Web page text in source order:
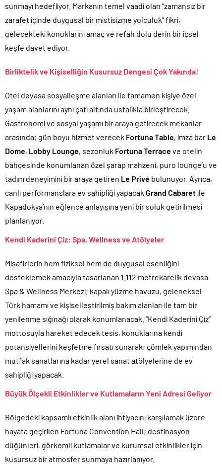
sunmayı hedefliyor. Markanın temel vaadi olan “zamansız bir
zarafet içinde duygusal bir mistisizme yolculuk” fikri,
gelecekteki konuklarını amaç ve refah dolu derin bir içsel
keşfe davet ediyor.
Birliktelik ve Kişiselliğin Kusursuz Dengesi Çok Yakında!
Otel devasa sosyalleşme alanları ile tamamen kişiye özel
yaşam alanlarını aynı çatı altında ustalıkla birleştirecek.
Gastronomi ve sosyal yaşamı bir araya getirecek mekanlar
arasında; gün boyu hizmet verecek Fortuna Table, imza bar Le
Dome, Lobby Lounge, sezonluk Fortuna Terrace ve otelin
bahçesinde konumlanan özel şarap mahzeni, puro lounge’u ve
tadım deneyimini bir araya getiren Le Privé bulunuyor. Ayrıca,
canlı performanslara ev sahipliği yapacak Grand Cabaret ile
Kapadokya’nın eğlence anlayışına yeni bir soluk getirilmesi
planlanıyor.
Kendi Kaderini Çiz: Spa, Wellness ve Atölyeler
Misafirlerin hem fiziksel hem de duygusal esenliğini
desteklemek amacıyla tasarlanan 1.112 metrekarelik devasa
Spa & Wellness Merkezi; kapalı yüzme havuzu, geleneksel
Türk hamamı ve kişiselleştirilmiş bakım alanları ile tam bir
yenilenme sığınağı olarak konumlanacak. “Kendi Kaderini Çiz”
mottosuyla hareket edecek tesis, konuklarına kendi
potansiyellerini keşfetme fırsatı sunarak; çömlek yapımından
mutfak sanatlarına kadar yerel sanat atölyelerine de ev
sahipliği yapacak.
Büyük Ölçekli Etkinlikler ve Kutlamaların Yeni Adresi Geliyor
Bölgedeki kapsamlı etkinlik alanı ihtiyacını karşılamak üzere
hayata geçirilen Fortuna Convention Hall; destinasyon
düğünleri, görkemli kutlamalar ve kurumsal etkinlikler için
kusursuz bir atmosfer sunmaya hazırlanıyor.